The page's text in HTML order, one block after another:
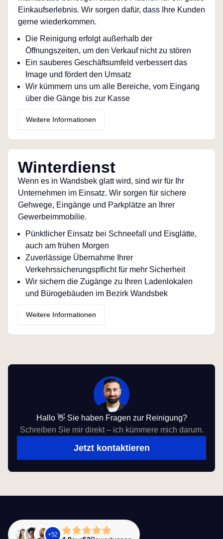
Einkaufserlebnis. Wir sorgen dafür, dass Ihre Kunden
gerne wiederkommen.
Die Reinigung erfolgt außerhalb der
Öffnungszeiten, um den Verkauf nicht zu stören
Ein sauberes Geschäftsumfeld verbessert das
Image und fördert den Umsatz
Wir kümmern uns um alle Bereiche, vom Eingang
über die Gänge bis zur Kasse
Weitere Informationen
Winterdienst
Wenn es in Wandsbek glatt wird, sind wir für Ihr
Unternehmen im Einsatz. Wir sorgen für sichere
Gehwege, Eingänge und Parkplätze an Ihrer
Gewerbeimmobilie.
Pünktlicher Einsatz bei Schneefall und Eisglätte,
auch am frühen Morgen
Zuverlässige Übernahme Ihrer
Verkehrssicherungspflicht für mehr Sicherheit
Wir sichern die Zugänge zu Ihren Ladenlokalen
und Bürogebäuden im Bezirk Wandsbek
Weitere Informationen
Hallo 👋 Sie haben Fragen zur Reinigung?
Schreiben Sie mir direkt – ich kümmere mich darum.
Jetzt kontaktieren
+52